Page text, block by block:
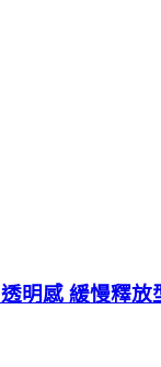
明感 緩慢釋